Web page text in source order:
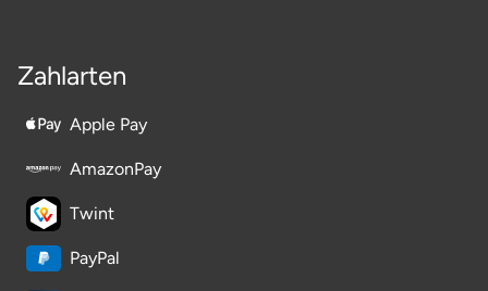
Zahlarten
Apple Pay
AmazonPay
Twint
PayPal
Saarbrücken
Salzgitter
Schongau